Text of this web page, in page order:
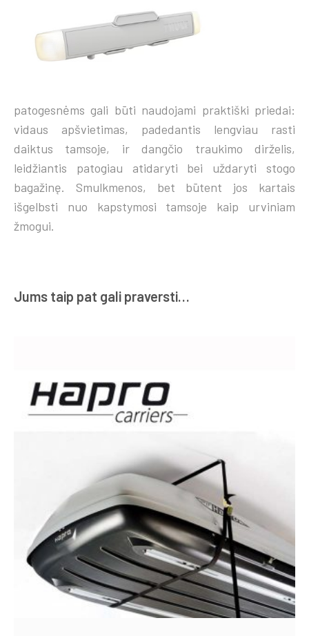
patogesnėms gali būti naudojami praktiški priedai:
vidaus apšvietimas, padedantis lengviau rasti
daiktus tamsoje, ir dangčio traukimo dirželis,
leidžiantis patogiau atidaryti bei uždaryti stogo
bagažinę. Smulkmenos, bet būtent jos kartais
išgelbsti nuo kapstymosi tamsoje kaip urviniam
žmogui.
Jums taip pat gali praversti…